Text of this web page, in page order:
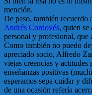
mención.
De paso, también recuerdo
Andrés Cordovés, quien
personal y profesional, que
Como también no puedo
apreciado socio, Alfredo
viejas creencias y actitudes
enseñanzas positivas
esperamos sepa cuidar y
de una ocasión refería